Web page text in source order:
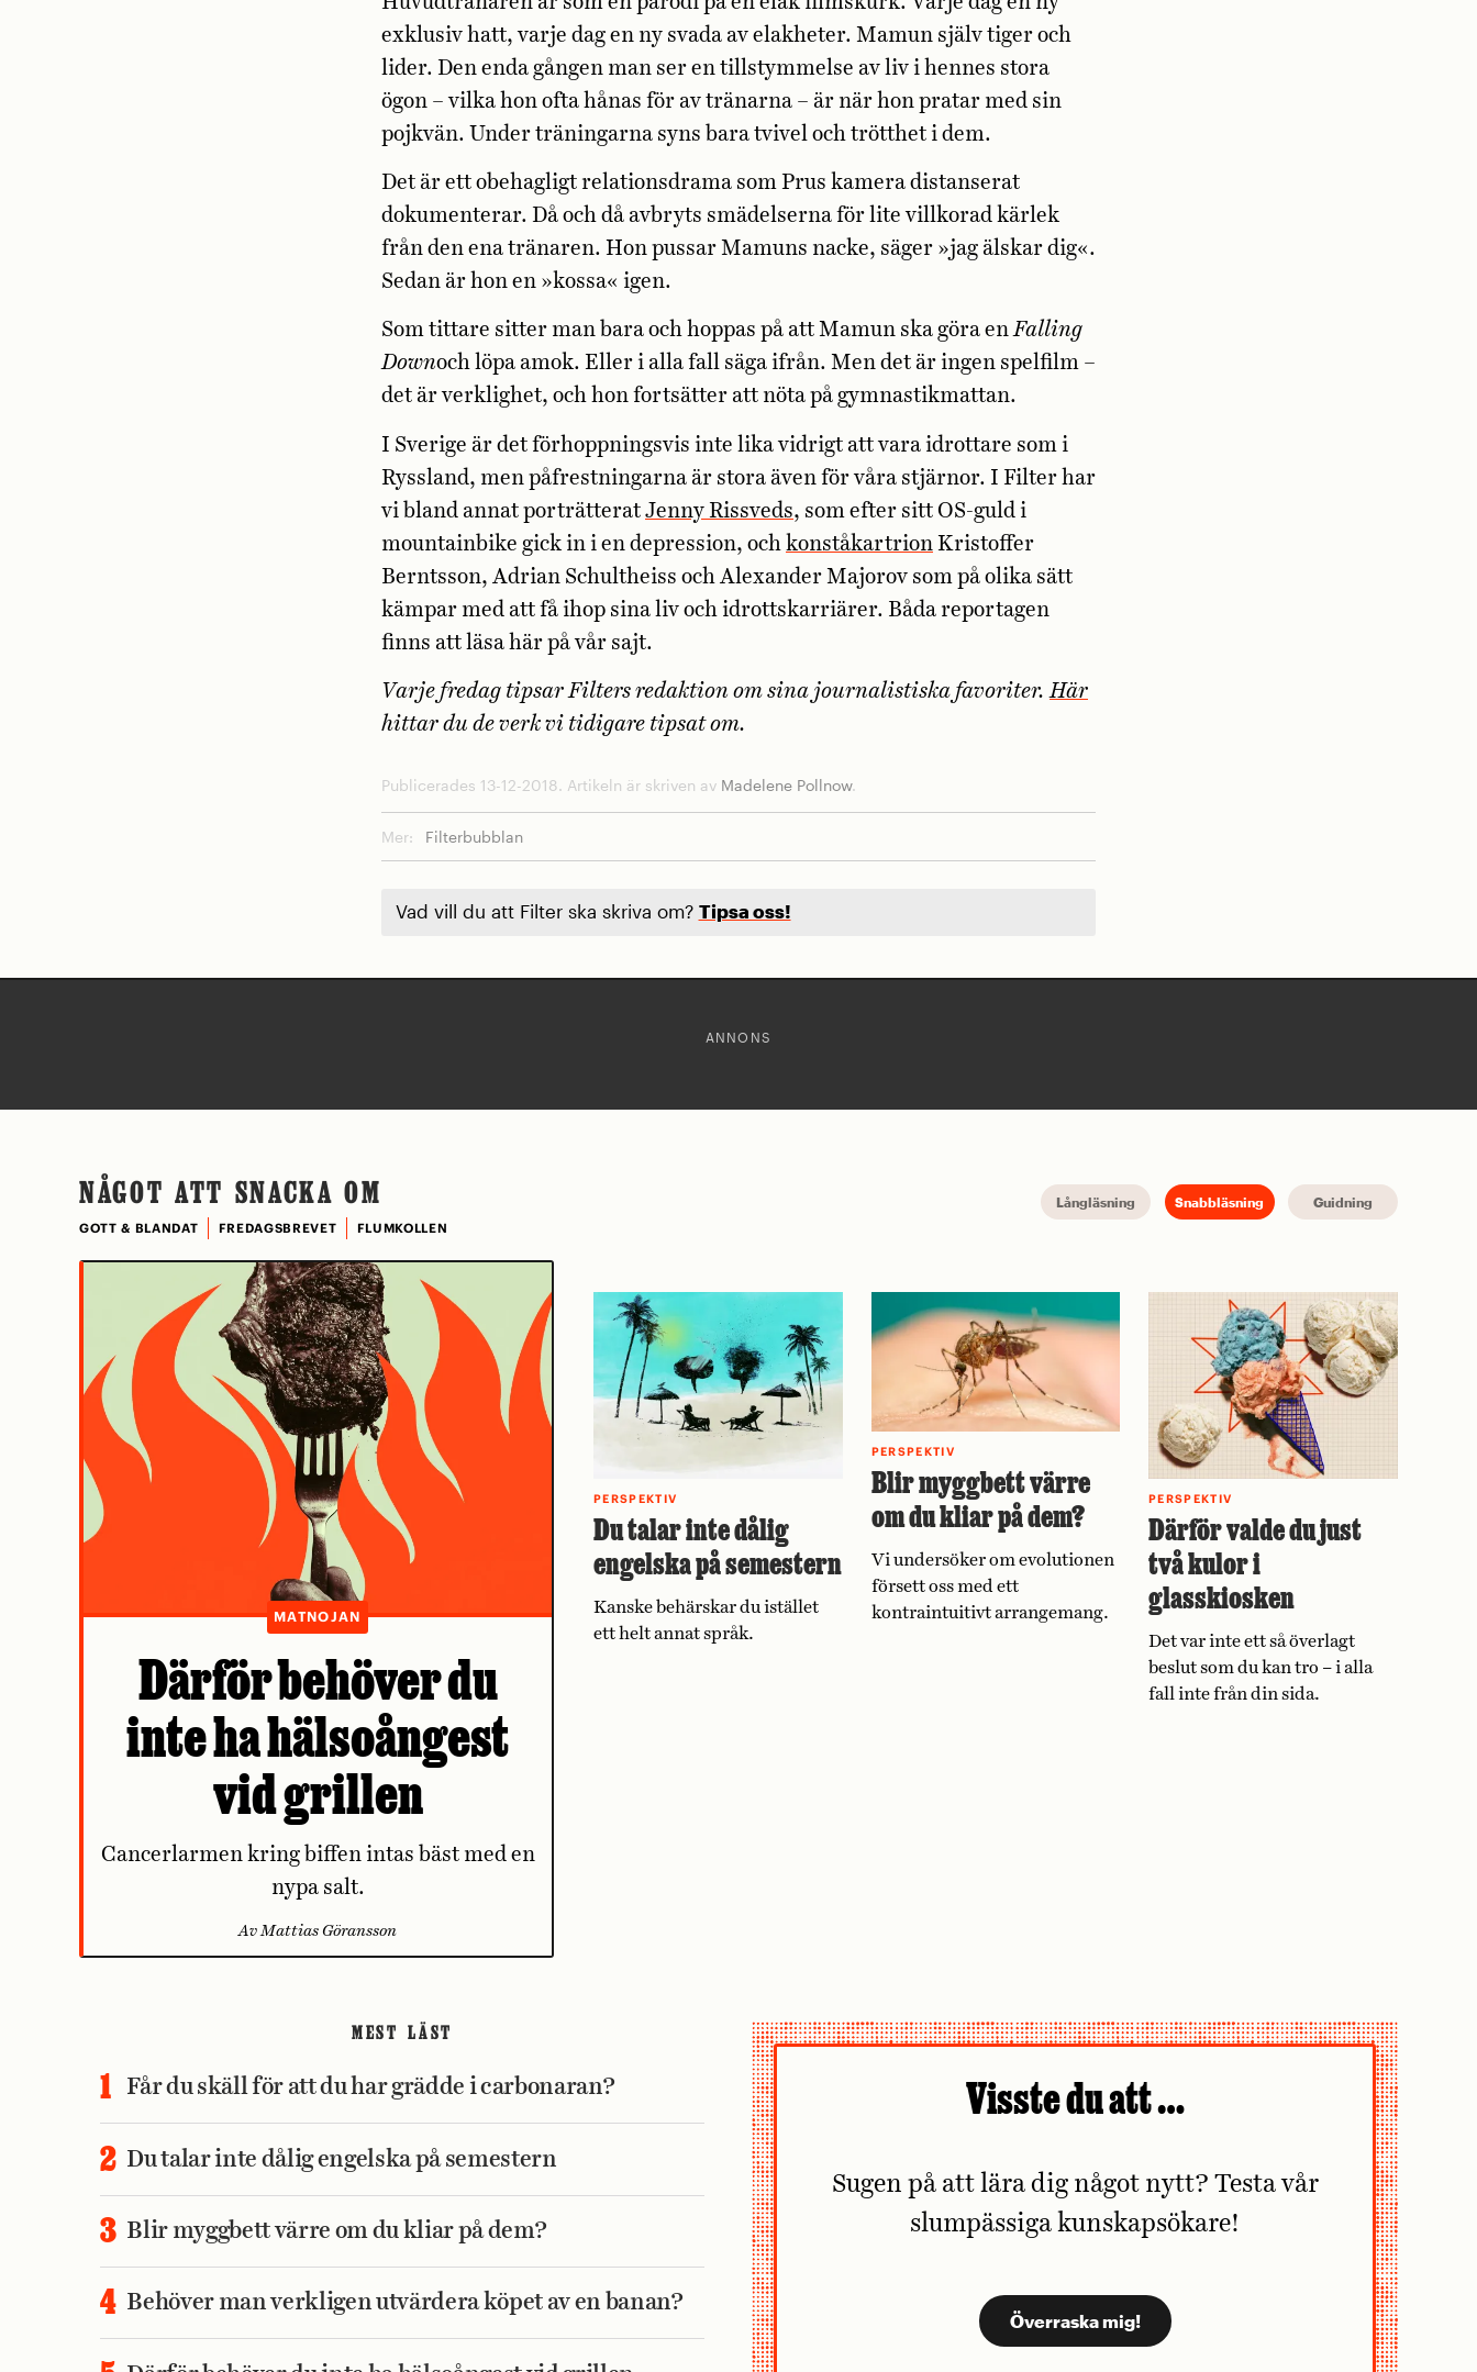
exklusiv hatt, varje dag en ny svada av elakheter. Mamun själv tiger och
lider. Den enda gången man ser en tillstymmelse av liv i hennes stora
ögon – vilka hon ofta hånas för av tränarna – är när hon pratar med sin
pojkvän. Under träningarna syns bara tvivel och trötthet i dem.
Det är ett obehagligt relationsdrama som Prus kamera distanserat
dokumenterar. Då och då avbryts smädelserna för lite villkorad kärlek
från den ena tränaren. Hon pussar Mamuns nacke, säger »jag älskar dig«.
Sedan är hon en »kossa« igen.
Som tittare sitter man bara och hoppas på att Mamun ska göra enFalling
Downoch löpa amok. Eller i alla fall säga ifrån. Men det är ingen spelfilm –
det är verklighet, och hon fortsätter att nöta på gymnastikmattan.
I Sverige är det förhoppningsvis inte lika vidrigt att vara idrottare som i
Ryssland, men påfrestningarna är stora även för våra stjärnor. I Filter har
vi bland annat porträtterat Jenny Rissveds, som efter sitt OS-guld i
mountainbike gick in i en depression, och konståkartrion Kristoffer
Berntsson, Adrian Schultheiss och Alexander Majorov som på olika sätt
kämpar med att få ihop sina liv och idrottskarriärer. Båda reportagen
finns att läsa här på vår sajt.
Varje fredag tipsar Filters redaktion om sina journalistiska favoriter.Här
hittar du de verk vi tidigare tipsat om.
Publicerades 13-12-2018. Artikeln är skriven av Madelene Pollnow.
Mer: Filterbubblan
Vad vill du att Filter ska skriva om? Tipsa oss!
ANNONS
Långläsning Snabbläsning Guidning
NÅGOT ATT SNACKA OM
GOTT & BLANDAT FREDAGSBREVET FLUMKOLLEN
MATNOJAN
Därför behöver du
inte ha hälsoångest
vid grillen
Cancerlarmen kring biffen intas bäst med en
nypa salt.
Av Mattias Göransson
PERSPEKTIV
Du talar inte dålig
engelska på semestern
Kanske behärskar du istället
ett helt annat språk.
PERSPEKTIV
Blir myggbett värre
om du kliar på dem?
Vi undersöker om evolutionen
försett oss med ett
kontraintuitivt arrangemang.
PERSPEKTIV
Därför valde du just
två kulor i
glasskiosken
Det var inte ett så överlagt
beslut som du kan tro – i alla
fall inte från din sida.
Visste du att …
Sugen på att lära dig något nytt? Testa vår
slumpässiga kunskapsökare!
MEST LÄST
Får du skäll för att du har grädde i carbonaran?
Du talar inte dålig engelska på semestern
Blir myggbett värre om du kliar på dem?
Behöver man verkligen utvärdera köpet av en banan?